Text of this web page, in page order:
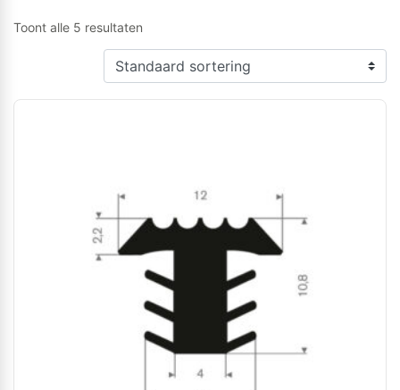
Toont alle 5 resultaten